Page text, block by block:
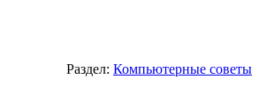
Раздел: Компьютерные советы